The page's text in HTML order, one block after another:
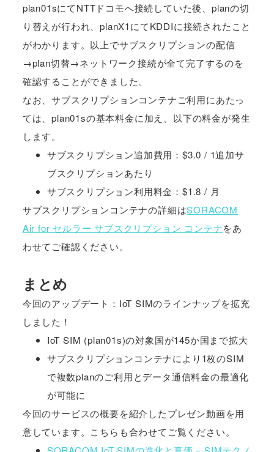
plan01sにてNTTドコモへ接続していた後、planの切
り替えが行われ、planX1にてKDDIに接続されたこと
がわかります。以上でサブスクリプションの配信
→plan切替→ネットワーク接続が全て完了するのを
確認することができました。
なお、サブスクリプションコンテナご利用にあたっ
ては、plan01sの基本料金に加え、以下の料金が発生
します。
サブスクリプション追加費用：$3.0 / 1追加サ
ブスクリプションあたり
サブスクリプション利用料金：$1.8 / 月
サブスクリプションコンテナの詳細はSORACOM
Air for セルラー サブスクリプション コンテナをあ
わせてご確認ください。
まとめ
今回のアップデート：IoT SIMのラインナップを拡充
しました！
IoT SIM (plan01s)の対象国が145か国まで拡大
サブスクリプションコンテナにより1枚のSIM
で複数planのご利用とデータ通信料金の最適化
が可能に
今回のサービスの概要を紹介したプレゼン動画を用
意しています。こちらも合わせてご覧ください。